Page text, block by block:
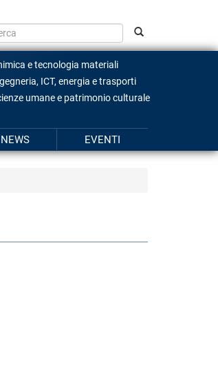
e tecnologia materiali
ICT, energia e trasporti
umane e patrimonio culturale
NEWS EVENTI